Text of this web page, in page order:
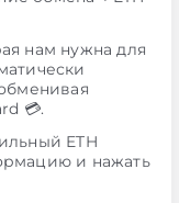
нам нужна для
💳.
ETH
и нажать